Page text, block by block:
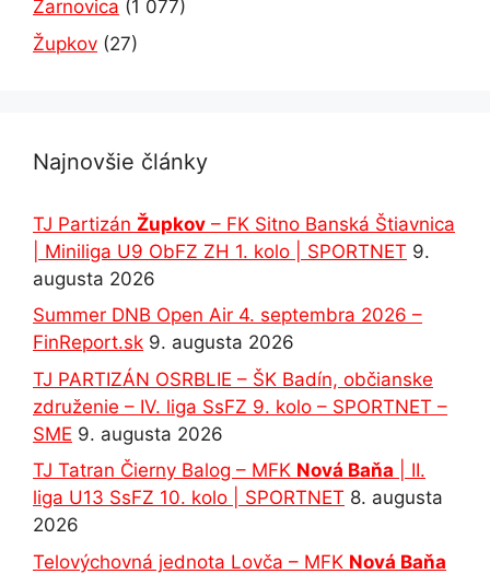
Žarnovica (1 077)
Župkov (27)
Najnovšie články
TJ Partizán Župkov – FK Sitno Banská Štiavnica
| Miniliga U9 ObFZ ZH 1. kolo | SPORTNET 9.
augusta 2026
Summer DNB Open Air 4. septembra 2026 –
FinReport.sk 9. augusta 2026
TJ PARTIZÁN OSRBLIE – ŠK Badín, občianske
združenie – IV. liga SsFZ 9. kolo – SPORTNET –
SME 9. augusta 2026
TJ Tatran Čierny Balog – MFK Nová Baňa | II.
liga U13 SsFZ 10. kolo | SPORTNET 8. augusta
2026
Telovýchovná jednota Lovča – MFK Nová Baňa